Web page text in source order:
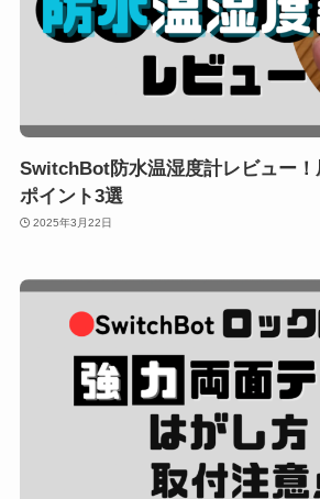
SwitchBot防水温湿度計レビュー！
ポイント3選
2025年3月22日